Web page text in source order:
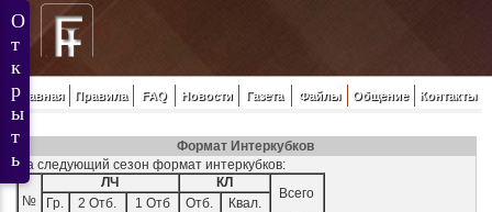
Главная Правила FAQ Новости Газета Файлы Общение Контакты
Формат Интеркубков
На следующий сезон формат интеркубков:
№
ЛЧ КЛ
Всего
Гр. 2 Отб. 1 Отб Отб.
Квал.